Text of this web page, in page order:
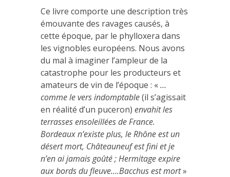
Ce livre comporte une description très
émouvante des ravages causés, à
cette époque, par le phylloxera dans
les vignobles européens. Nous avons
du mal à imaginer l’ampleur de la
catastrophe pour les producteurs et
amateurs de vin de l’époque : «…
comme le vers indomptable(il s’agissait
en réalité d’un puceron) envahit les
terrasses ensoleillées de France.
Bordeaux n’existe plus, le Rhône est un
désert mort, Châteauneuf est fini et je
n’en ai jamais goûté ; Hermitage expire
aux bords du fleuve….Bacchus est mort»